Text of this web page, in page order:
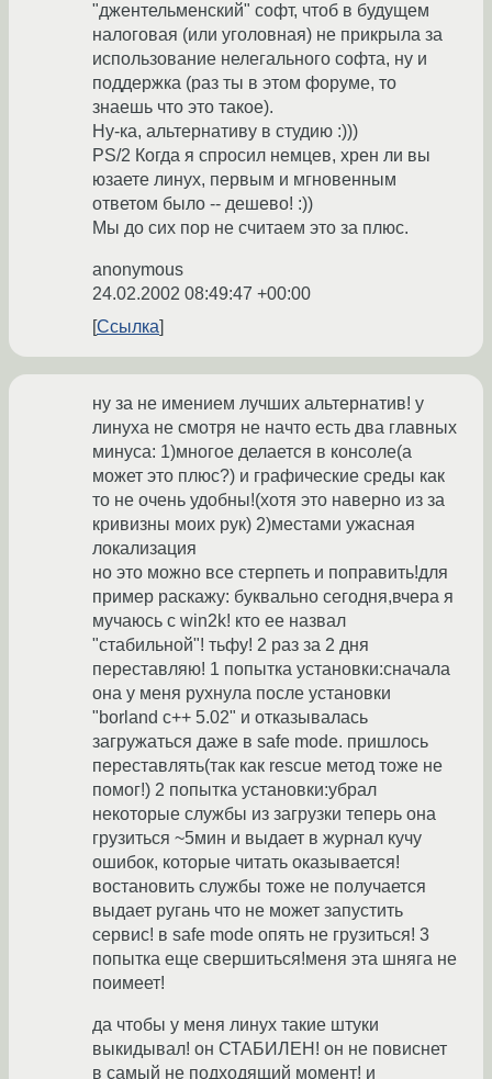
"джентельменский" софт, чтоб в будущем
налоговая (или уголовная) не прикрыла за
использование нелегального софта, ну и
поддержка (раз ты в этом форуме, то
знаешь что это такое).
Ну-ка, альтернативу в студию :)))
PS/2 Когда я спросил немцев, хрен ли вы
юзаете линух, первым и мгновенным
ответом было -- дешево! :))
Мы до сих пор не считаем это за плюс.
anonymous
24.02.2002 08:49:47 +00:00
Ссылка
ну за не имением лучших альтернатив! у
линуха не смотря не начто есть два главных
минуса: 1)многое делается в консоле(а
может это плюс?) и графические среды как
то не очень удобны!(хотя это наверно из за
кривизны моих рук) 2)местами ужасная
локализация
но это можно все стерпеть и поправить!для
пример раскажу: буквально сегодня,вчера я
мучаюсь с win2k! кто ее назвал
"стабильной"! тьфу! 2 раз за 2 дня
переставляю! 1 попытка установки:сначала
она у меня рухнула после установки
"borland c++ 5.02" и отказывалась
загружаться даже в safe mode. пришлось
переставлять(так как rescue метод тоже не
помог!) 2 попытка установки:убрал
некоторые службы из загрузки теперь она
грузиться ~5мин и выдает в журнал кучу
ошибок, которые читать оказывается!
востановить службы тоже не получается
выдает ругань что не может запустить
сервис! в safe mode опять не грузиться! 3
попытка еще свершиться!меня эта шняга не
поимеет!
да чтобы у меня линух такие штуки
выкидывал! он СТАБИЛЕН! он не повиснет
в самый не подходящий момент! и